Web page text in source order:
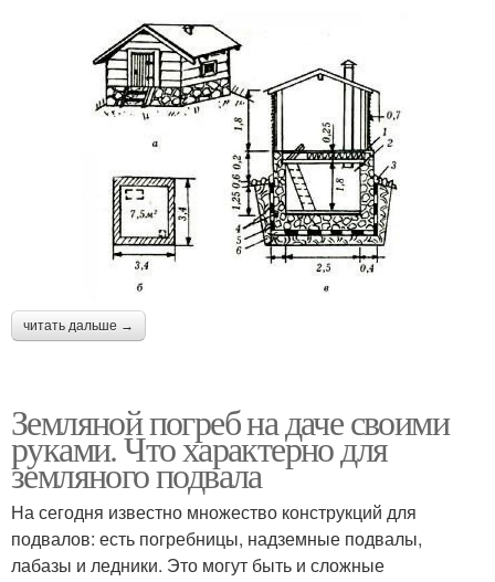
читать дальше →
Земляной погреб на даче своими
руками. Что характерно для
земляного подвала
На сегодня известно множество конструкций для
подвалов: есть погребницы, надземные подвалы,
лабазы и ледники. Это могут быть и сложные